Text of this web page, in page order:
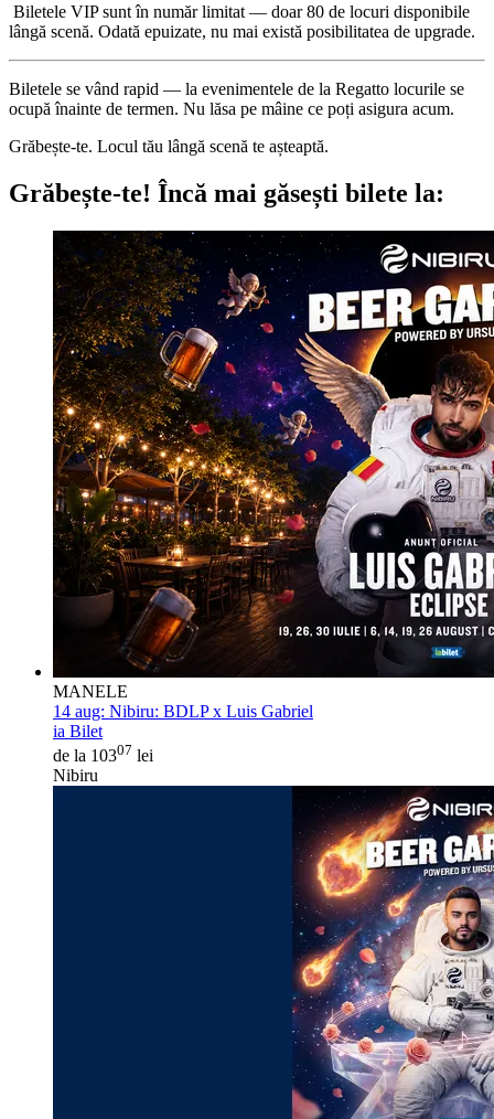
Biletele VIP sunt în număr limitat — doar80 de locuri disponibile
lângă scenă. Odată epuizate, nu mai există posibilitatea de upgrade.
Biletele se vând rapid — la evenimentele de la Regatto locurile se
ocupă înainte de termen. Nu lăsa pe mâine ce poți asigura acum.
Grăbește-te. Locul tău lângă scenă te așteaptă.
Grăbește-te! Încă mai găsești bilete la:
MANELE
14 aug: Nibiru: BDLP x Luis Gabriel
ia Bilet
de la 10307 lei
Nibiru